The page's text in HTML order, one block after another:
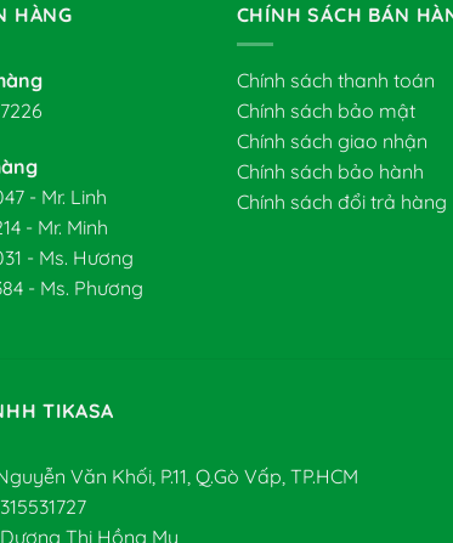
HÀNG
- Mr. Linh
- Mr. Minh
- Ms. Hương
- Ms. Phương
CHÍNH SÁCH BÁN
Chính sách thanh toán
Chính sách bảo mật
Chính sách giao nhận
Chính sách bảo hành
Chính sách đổi trả hàng
TIKASA
Văn Khối, P.11, Q.Gò Vấp, TP.HCM
Thị Hồng Mỵ